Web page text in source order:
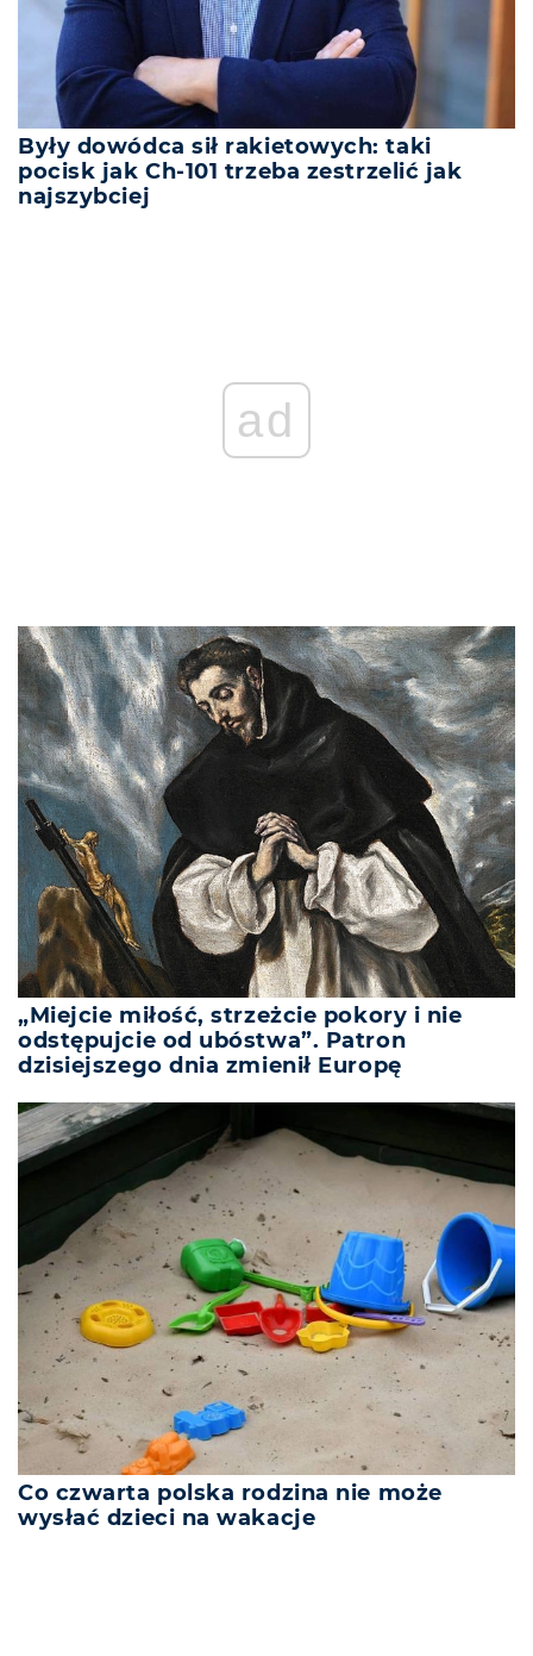
Były dowódca sił rakietowych: taki
pocisk jak Ch-101 trzeba zestrzelić jak
najszybciej
ad
„Miejcie miłość, strzeżcie pokory i nie
odstępujcie od ubóstwa”. Patron
dzisiejszego dnia zmienił Europę
Co czwarta polska rodzina nie może
wysłać dzieci na wakacje